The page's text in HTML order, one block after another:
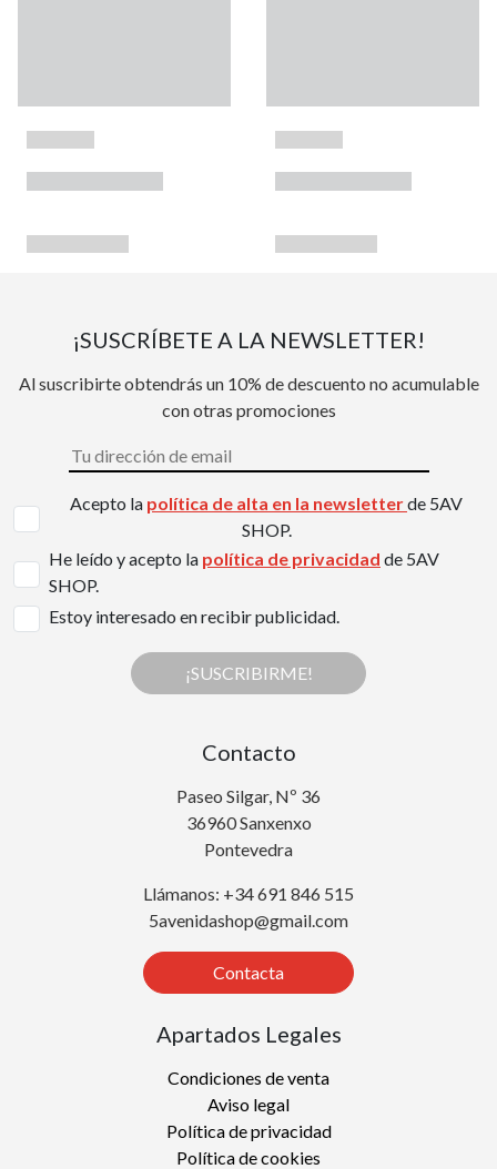
¡SUSCRÍBETE A LA NEWSLETTER!
Al suscribirte obtendrás un 10% de descuento no acumulable
con otras promociones
Acepto la política de alta en la newsletterde 5AV
SHOP.
He leído y acepto la política de privacidad de 5AV
SHOP.
Estoy interesado en recibir publicidad.
¡SUSCRIBIRME!
Contacto
Paseo Silgar, Nº 36
36960 Sanxenxo
Pontevedra
Llámanos: +34 691 846 515
5avenidashop@gmail.com
Contacta
Apartados Legales
Condiciones de venta
Aviso legal
Política de privacidad
Política de cookies